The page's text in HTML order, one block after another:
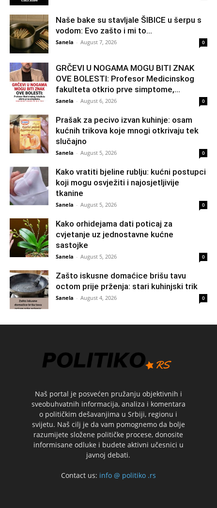
Naše bake su stavljale ŠIBICE u šerpu s
vodom: Evo zašto i mi to...
Sanela - August 7, 2026 0
GRČEVI U NOGAMA MOGU BITI ZNAK
OVE BOLESTI: Profesor Medicinskog
fakulteta otkrio prve simptome,...
Sanela - August 6, 2026 0
Prašak za pecivo izvan kuhinje: osam
kućnih trikova koje mnogi otkrivaju tek
slučajno
Sanela - August 5, 2026 0
Kako vratiti bjeline rublju: kućni postupci
koji mogu osvježiti i najosjetljivije
tkanine
Sanela - August 5, 2026 0
Kako orhidejama dati poticaj za
cvjetanje uz jednostavne kućne
sastojke
Sanela - August 5, 2026 0
Zašto iskusne domaćice brišu tavu
octom prije prženja: stari kuhinjski trik
Sanela - August 4, 2026 0
Naš portal je posvećen pružanju objektivnih i
sveobuhvatnih informacija, analiza i komentara
o političkim dešavanjima u Srbiji, regionu i
svijetu. Naš cilj je da vam pomognemo da bolje
razumijete složene političke procese, donosite
informisane odluke i budete aktivni učesnici u
javnoj debati.
Contact us: info @ politiko .rs